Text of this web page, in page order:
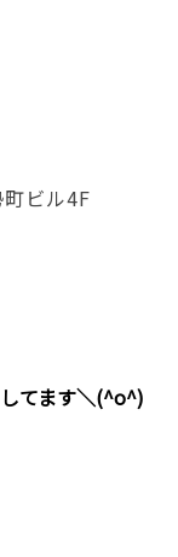
ビル4F
てます＼(^o^)